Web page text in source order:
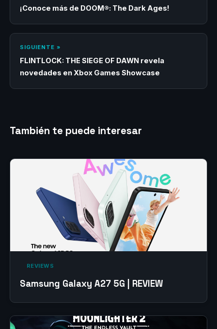
¡Conoce más de DOOM®: The Dark Ages!
SIGUIENTE »
FLINTLOCK: THE SIEGE OF DAWN revela
novedades en Xbox Games Showcase
También te puede interesar
‎ REVIEWS‎
Samsung Galaxy A27 5G | REVIEW